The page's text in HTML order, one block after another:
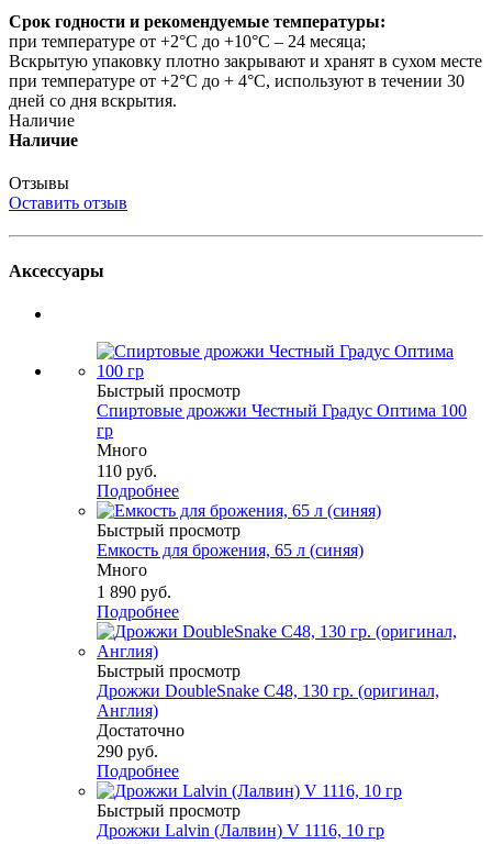
Срок годности и рекомендуемые температуры:
при температуре от +2°С до +10°С – 24 месяца;
Вскрытую упаковку плотно закрывают и хранят в сухом месте
при температуре от +2°С до + 4°С, используют в течении 30
дней со дня вскрытия.
Наличие
Наличие
Отзывы
Оставить отзыв
Аксессуары
Быстрый просмотр
Спиртовые дрожжи Честный Градус Оптима 100
гр
Много
110 руб.
Подробнее
Быстрый просмотр
Емкость для брожения, 65 л (синяя)
Много
1 890 руб.
Подробнее
Быстрый просмотр
Дрожжи DoubleSnake С48, 130 гр. (оригинал,
Англия)
Достаточно
290 руб.
Подробнее
Быстрый просмотр
Дрожжи Lalvin (Лалвин) V 1116, 10 гр